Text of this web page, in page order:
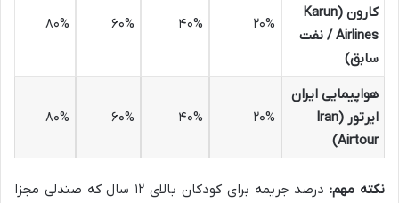
کارون (Karun
Airlines / نفت
سابق)
۲۰% ۴۰% ۶۰% ۸۰%
هواپیمایی ایران
ایرتور (Iran
Airtour)
۲۰% ۴۰% ۶۰% ۸۰%
نکته مهم:
درصد جریمه برای کودکان بالای ۱۲ سال که صندلی مجزا